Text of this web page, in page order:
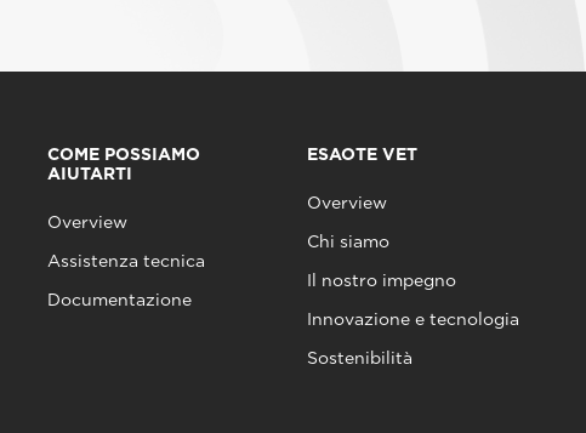
COME POSSIAMO
AIUTARTI
Overview
Assistenza tecnica
Documentazione
ESAOTE VET
Overview
Chi siamo
Il nostro impegno
Innovazione e tecnologia
Sostenibilità